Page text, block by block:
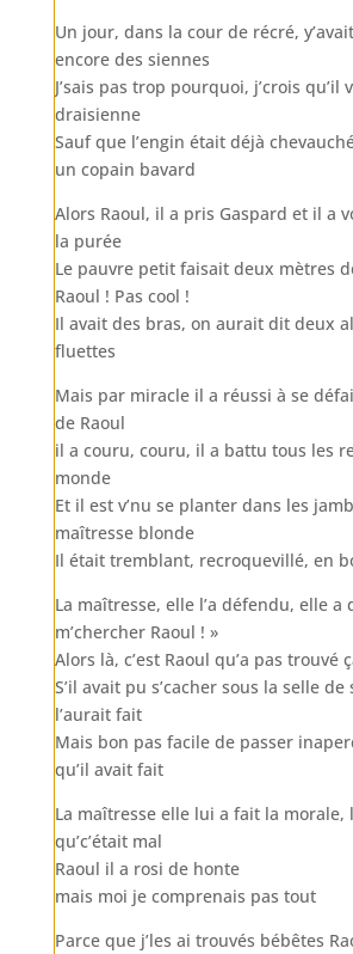
Un jour, dans la cour de récré,
encore des siennes
J’sais pas trop pourquoi, j’crois qu’il
draisienne
Sauf que l’engin était déjà
un copain bavard
Alors Raoul, il a pris Gaspard et il a
la purée
Le pauvre petit faisait deux mètres
Raoul ! Pas cool !
Il avait des bras, on aurait dit deux
fluettes
Mais par miracle il a réussi à se
de Raoul
il a couru, couru, il a battu tous les
monde
Et il est v’nu se planter dans les
maîtresse blonde
Il était tremblant, recroquevillé, en
La maîtresse, elle l’a défendu, elle a
m’chercher Raoul ! »
Alors là, c’est Raoul qu’a pas trouvé
S’il avait pu s’cacher sous la selle
l’aurait fait
Mais bon pas facile de passer
qu’il avait fait
La maîtresse elle lui a fait la morale,
qu’c’était mal
Raoul il a rosi de honte
mais moi je comprenais pas tout
Parce que j’les ai trouvés bébêtes